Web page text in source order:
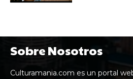
Sobre Nosotros
Culturamania.com es un portal